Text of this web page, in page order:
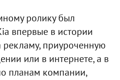
ролику был
впервые в истории
приуроченную
или в интернете, а в
планам компании,